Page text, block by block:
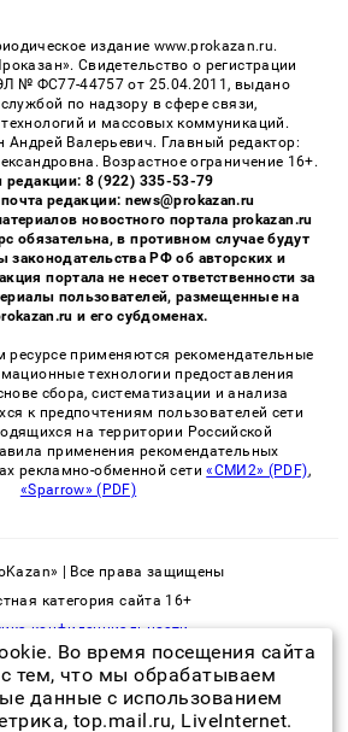
издание www.prokazan.ru.
Cвидетельство о регистрации
№ ФС77-44757 от 25.04.2011, выдано
по надзору в сфере связи,
и массовых коммуникаций.
Андрей Валерьевич. Главный редактор:
Возрастное ограничение 16+.
редакции: 8 (922) 335-53-79
редакции: news@prokazan.ru
новостного портала prokazan.ru
обязательна, в противном случае будут
РФ об авторских и
портала не несет ответственности за
пользователей, размещенные на
и его субдоменах.
применяются рекомендательные
технологии предоставления
сбора, систематизации и анализа
к предпочтениям пользователей сети
на территории Российской
применения рекомендательных
рекламно-обменной сети«СМИ2» (PDF),
«Sparrow» (PDF)
| Все права защищены
категория сайта 16+
конфиденциальности
Во время посещения сайта
тем, что мы обрабатываем
данные с использованием
top.mail.ru, LiveInternet.